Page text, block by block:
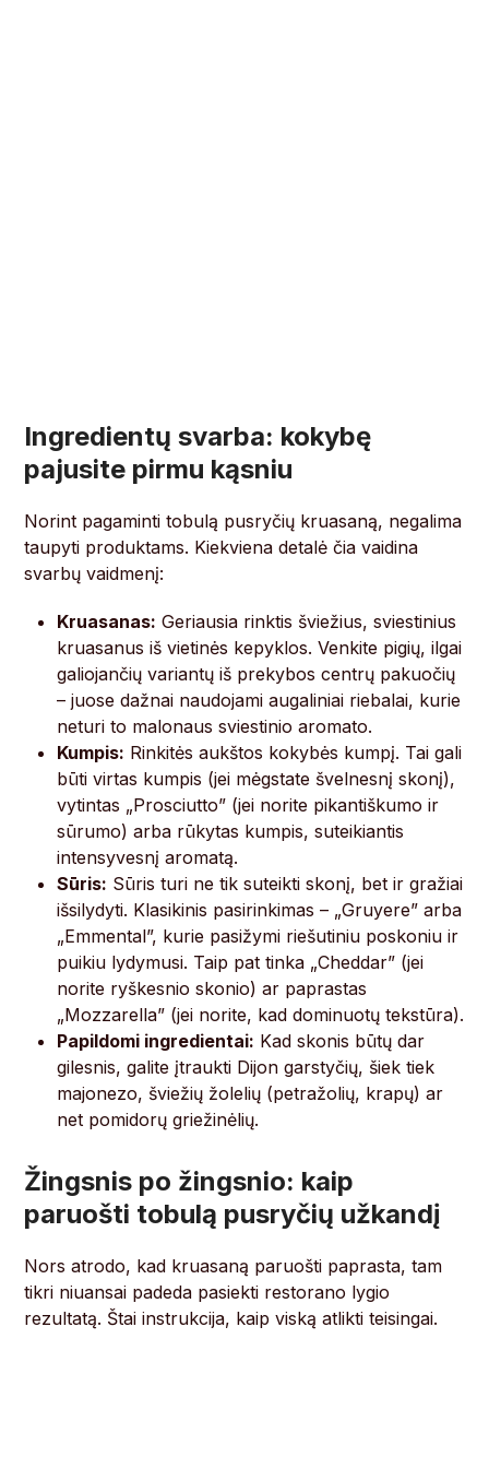
Ingredientų svarba: kokybę
pajusite pirmu kąsniu
Norint pagaminti tobulą pusryčių kruasaną, negalima
taupyti produktams. Kiekviena detalė čia vaidina
svarbų vaidmenį:
Kruasanas: Geriausia rinktis šviežius, sviestinius
kruasanus iš vietinės kepyklos. Venkite pigių, ilgai
galiojančių variantų iš prekybos centrų pakuočių
– juose dažnai naudojami augaliniai riebalai, kurie
neturi to malonaus sviestinio aromato.
Kumpis: Rinkitės aukštos kokybės kumpį. Tai gali
būti virtas kumpis (jei mėgstate švelnesnį skonį),
vytintas „Prosciutto” (jei norite pikantiškumo ir
sūrumo) arba rūkytas kumpis, suteikiantis
intensyvesnį aromatą.
Sūris: Sūris turi ne tik suteikti skonį, bet ir gražiai
išsilydyti. Klasikinis pasirinkimas – „Gruyere” arba
„Emmental”, kurie pasižymi riešutiniu poskoniu ir
puikiu lydymusi. Taip pat tinka „Cheddar” (jei
norite ryškesnio skonio) ar paprastas
„Mozzarella” (jei norite, kad dominuotų tekstūra).
Papildomi ingredientai: Kad skonis būtų dar
gilesnis, galite įtraukti Dijon garstyčių, šiek tiek
majonezo, šviežių žolelių (petražolių, krapų) ar
net pomidorų griežinėlių.
Žingsnis po žingsnio: kaip
paruošti tobulą pusryčių užkandį
Nors atrodo, kad kruasaną paruošti paprasta, tam
tikri niuansai padeda pasiekti restorano lygio
rezultatą. Štai instrukcija, kaip viską atlikti teisingai.